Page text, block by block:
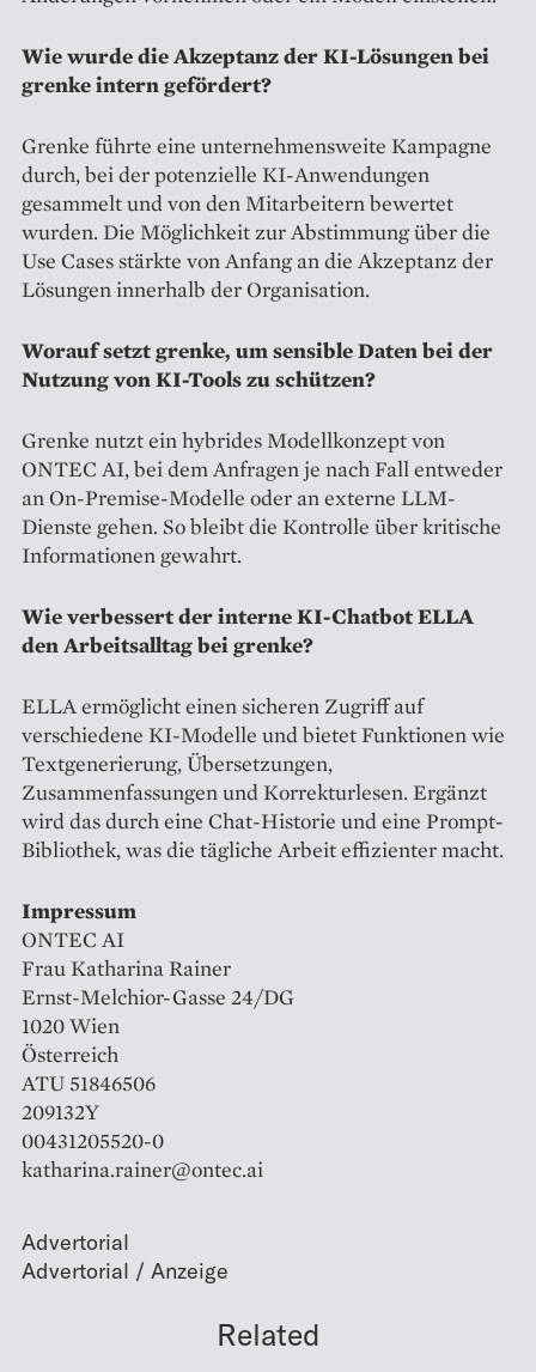
Wie wurde die Akzeptanz der KI-Lösungen bei
grenke intern gefördert?
Grenke führte eine unternehmensweite Kampagne
durch, bei der potenzielle KI-Anwendungen
gesammelt und von den Mitarbeitern bewertet
wurden. Die Möglichkeit zur Abstimmung über die
Use Cases stärkte von Anfang an die Akzeptanz der
Lösungen innerhalb der Organisation.
Worauf setzt grenke, um sensible Daten bei der
Nutzung von KI-Tools zu schützen?
Grenke nutzt ein hybrides Modellkonzept von
ONTEC AI, bei dem Anfragen je nach Fall entweder
an On-Premise-Modelle oder an externe LLM-
Dienste gehen. So bleibt die Kontrolle über kritische
Informationen gewahrt.
Wie verbessert der interne KI-Chatbot ELLA
den Arbeitsalltag bei grenke?
ELLA ermöglicht einen sicheren Zugriff auf
verschiedene KI-Modelle und bietet Funktionen wie
Textgenerierung, Übersetzungen,
Zusammenfassungen und Korrekturlesen. Ergänzt
wird das durch eine Chat-Historie und eine Prompt-
Bibliothek, was die tägliche Arbeit effizienter macht.
Impressum
ONTEC AI
Frau Katharina Rainer
Ernst-Melchior-Gasse 24/DG
1020 Wien
Österreich
ATU 51846506
209132Y
00431205520-0
katharina.rainer@ontec.ai
Advertorial
Related